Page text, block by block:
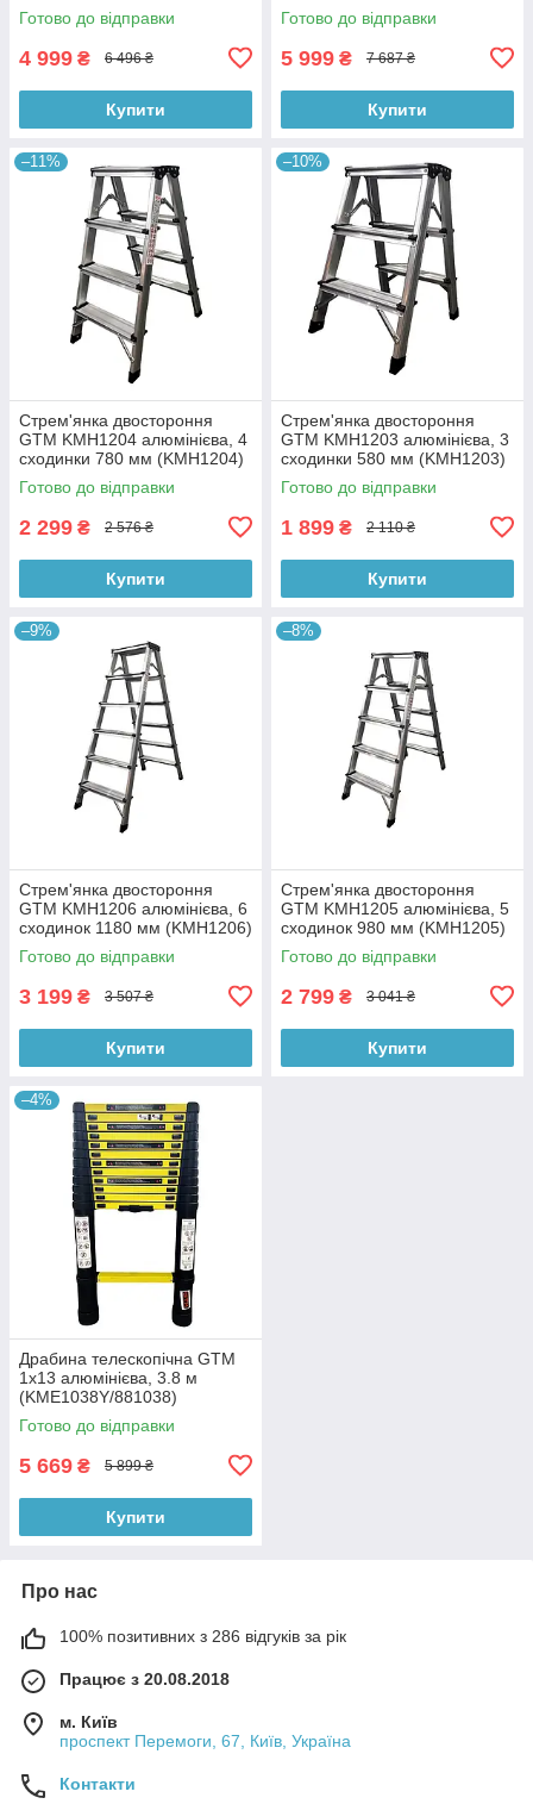
Готово до відправки
4 999 ₴ 6 496 ₴
Купити
Готово до відправки
5 999 ₴ 7 687 ₴
Купити
–11%
Стрем'янка двостороння
GTM KMH1204 алюмінієва, 4
сходинки 780 мм (KMH1204)
Готово до відправки
2 299 ₴ 2 576 ₴
Купити
–10%
Стрем'янка двостороння
GTM KMH1203 алюмінієва, 3
сходинки 580 мм (KMH1203)
Готово до відправки
1 899 ₴ 2 110 ₴
Купити
–9%
Стрем'янка двостороння
GTM KMH1206 алюмінієва, 6
сходинок 1180 мм (KMH1206)
Готово до відправки
3 199 ₴ 3 507 ₴
Купити
–8%
Стрем'янка двостороння
GTM KMH1205 алюмінієва, 5
сходинок 980 мм (KMH1205)
Готово до відправки
2 799 ₴ 3 041 ₴
Купити
–4%
Драбина телескопічна GTM
1x13 алюмінієва, 3.8 м
(KME1038Y/881038)
Готово до відправки
5 669 ₴ 5 899 ₴
Купити
Про нас
100% позитивних з 286 відгуків за рік
Працює з 20.08.2018
м. Київ
проспект Перемоги, 67, Київ, Україна
Контакти